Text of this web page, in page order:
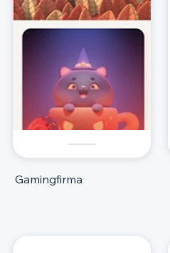
Gamingfirma